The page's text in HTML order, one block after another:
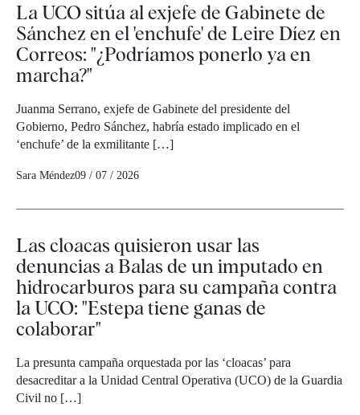
La UCO sitúa al exjefe de Gabinete de
Sánchez en el 'enchufe' de Leire Díez en
Correos: "¿Podríamos ponerlo ya en
marcha?"
Juanma Serrano, exjefe de Gabinete del presidente del
Gobierno, Pedro Sánchez, habría estado implicado en el
‘enchufe’ de la exmilitante […]
Sara Méndez09 / 07 / 2026
Las cloacas quisieron usar las
denuncias a Balas de un imputado en
hidrocarburos para su campaña contra
la UCO: "Estepa tiene ganas de
colaborar"
La presunta campaña orquestada por las ‘cloacas’ para
desacreditar a la Unidad Central Operativa (UCO) de la Guardia
Civil no […]